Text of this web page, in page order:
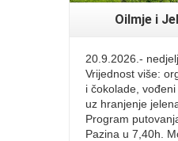
Oilmje i
20.9.2026.-
Vrijednost više:
i čokolade,
uz hranjenje
Program
Pazina u 7,40h.